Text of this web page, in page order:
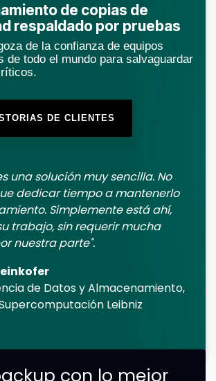
de copias de
respaldado por pruebas
de la confianza de equipos
de todo el mundo para salvaguardar
DE CLIENTES
es una solución muy sencilla. No
dedicar tiempo a mantenerlo
Simplemente está ahí,
trabajo, sin requerir mucha
nuestra parte".
de Datos y Almacenamiento,
Leibniz
con lo mejor